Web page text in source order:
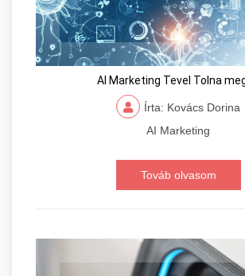
AI Marketing Tevel Tolna
Írta: Kovács Dorina
AI Marketing
Továb olvasom